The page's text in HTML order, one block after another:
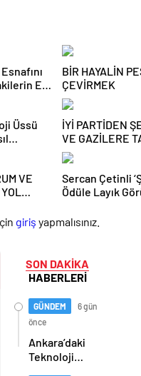
Eli
BİR HAYALİN
ÇEVİRMEK
Üssü
Bilir
İYİ PARTİDEN
VE GAZİLERE
VE
YOL
Sercan Çetinli
Ödüle Layık
giriş yapmalısınız.
SON DAKİKA
HABERLERİ
GÜNDEM
6 gün
önce
Ankara’daki
Teknoloji